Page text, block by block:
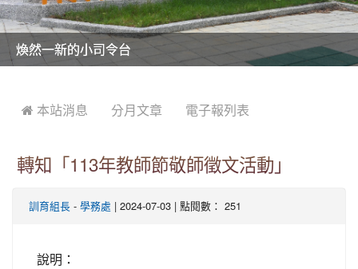
美麗的操場是我們活力的來源
美麗的操場是我們活力的來源
煥然一新的小司令台
煥然一新的小司令台
富含桃園埤塘田園風光意象的中廊
富含桃園埤塘田園風光意象的中廊
嶄新的中庭廣場
嶄新的中庭廣場
水生池生生不息
水生池生生不息
 本站消息 分月文章 電子報列表
轉知「113年教師節敬師徵文活動」
訓育組長 - 學務處 | 2024-07-03 | 點閱數： 251
說明：